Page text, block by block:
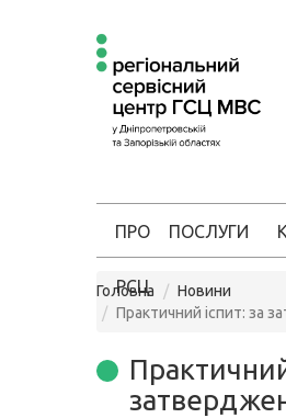
ПРО
РСЦ
ПОСЛУГИ
Головна
Новини
Практичний іспит: за